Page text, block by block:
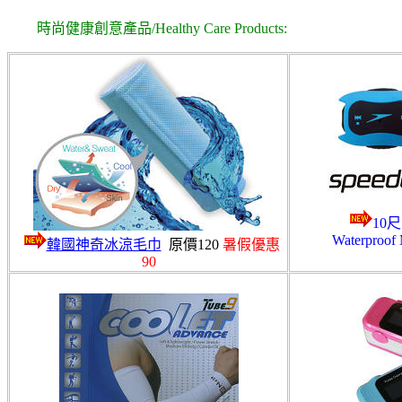
時尚健康創意產品/Healthy Care Products:
韓國神奇冰涼毛巾 原價120暑假優惠
90
10
Waterproof